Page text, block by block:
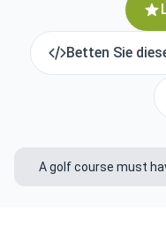
Betten Sie
A golf course must